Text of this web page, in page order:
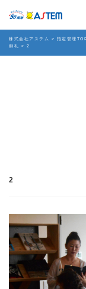
株式会社アステム > 指定管理
御礼
> 2
2